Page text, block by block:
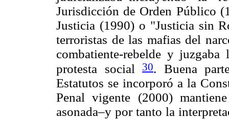
Jurisdicción de Orden Público
Justicia (1990) o "Justicia sin
terroristas de las mafias del
combatiente-rebelde y
protesta social30. Buena
Estatutos se incorporó a la
Penal vigente (2000)
asonada–y por tanto la